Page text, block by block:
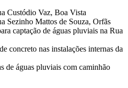
Custódio Vaz, Boa Vista
Sezinho Mattos de Souza, Orfãs
captação de águas pluviais na Rua
concreto nas instalações internas da
de águas pluviais com caminhão